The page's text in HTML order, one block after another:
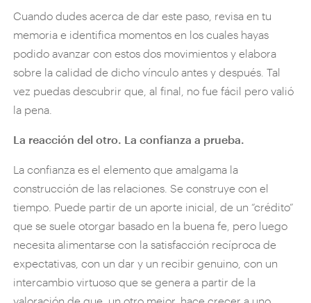
Cuando dudes acerca de dar este paso, revisa en tu
memoria e identifica momentos en los cuales hayas
podido avanzar con estos dos movimientos y elabora
sobre la calidad de dicho vínculo antes y después. Tal
vez puedas descubrir que, al final, no fue fácil pero valió
la pena.
La reacción del otro. La confianza a prueba.
La confianza es el elemento que amalgama la
construcción de las relaciones. Se construye con el
tiempo. Puede partir de un aporte inicial, de un “crédito”
que se suele otorgar basado en la buena fe, pero luego
necesita alimentarse con la satisfacción recíproca de
expectativas, con un dar y un recibir genuino, con un
intercambio virtuoso que se genera a partir de la